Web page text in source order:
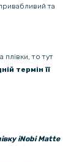
та
плівки, то тут
термін її
iNobi Matte